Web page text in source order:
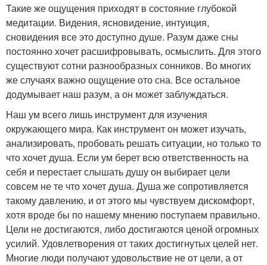
Такие же ощущения приходят в состояние глубокой
медитации. Видения, ясновидение, интуиция,
сновидения все это доступно душе. Разум даже сны
постоянно хочет расшифровывать, осмыслить. Для этого
существуют сотни разнообразных сонников. Во многих
же случаях важно ощущение ото сна. Все остальное
додумывает наш разум, а он может заблуждаться.
Наш ум всего лишь инструмент для изучения
окружающего мира. Как инструмент он может изучать,
анализировать, пробовать решать ситуации, но только то
что хочет душа. Если ум берет всю ответственность на
себя и перестает слышать душу он выбирает цели
совсем не те что хочет душа. Душа же сопротивляется
такому давлению, и от этого мы чувствуем дискомфорт,
хотя вроде бы по нашему мнению поступаем правильно.
Цели не достигаются, либо достигаются ценой огромных
усилий. Удовлетворения от таких достигнутых целей нет.
Многие люди получают удовольствие не от цели, а от